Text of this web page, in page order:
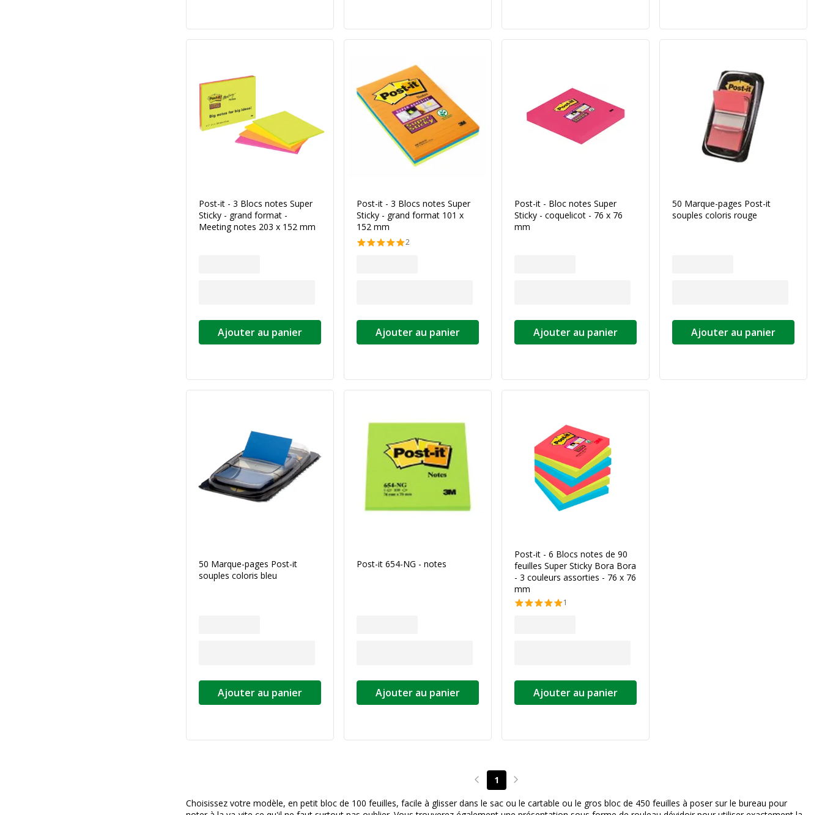
Post-it - 3 Blocs notes Super
Sticky - grand format -
Meeting notes 203 x 152 mm
Ajouter au panier
Post-it - 3 Blocs notes Super
Sticky - grand format 101 x
152 mm
2
Ajouter au panier
Post-it - Bloc notes Super
Sticky - coquelicot - 76 x 76
mm
Ajouter au panier
50 Marque-pages Post-it
souples coloris rouge
Ajouter au panier
50 Marque-pages Post-it
souples coloris bleu
Ajouter au panier
Post-it 654-NG - notes
Ajouter au panier
Post-it - 6 Blocs notes de 90
feuilles Super Sticky Bora Bora
- 3 couleurs assorties - 76 x 76
mm
1
Ajouter au panier
Page précédente
1
Page suivante
Choisissez votre modèle, en petit bloc de 100 feuilles, facile à glisser dans le sac ou le cartable ou le gros bloc de 450 feuilles à poser sur le bureau pour